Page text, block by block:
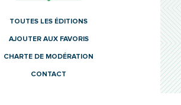
TOUTES LES ÉDITIONS
AJOUTER AUX FAVORIS
CHARTE DE MODÉRATION
CONTACT